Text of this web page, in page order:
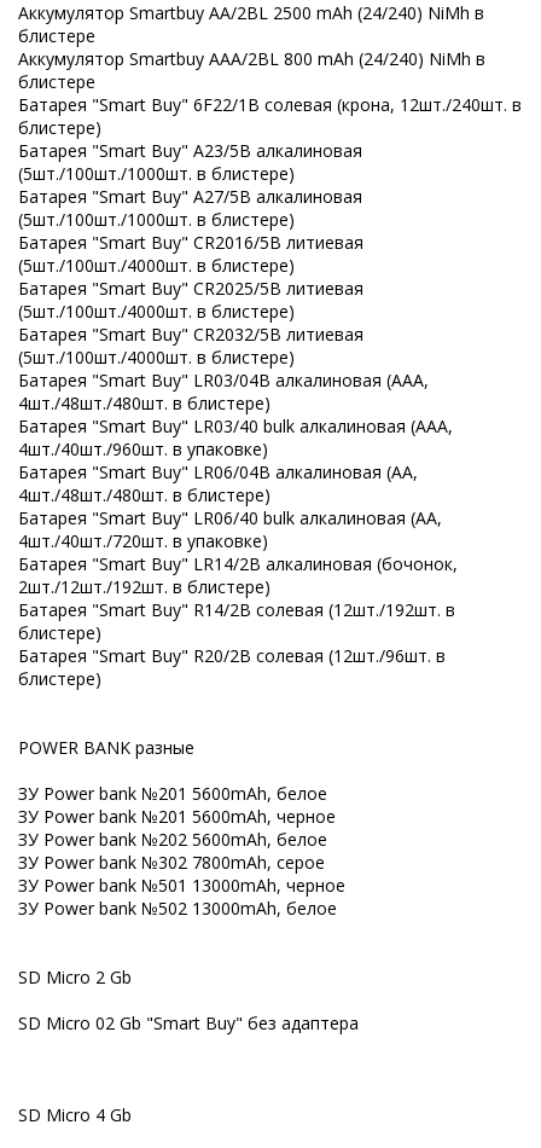
Аккумулятор Smartbuy AA/2BL 2500 mAh (24/240) NiMh в
блистере
Аккумулятор Smartbuy AAA/2BL 800 mAh (24/240) NiMh в
блистере
Батарея "Smart Buy" 6F22/1B солевая (крона, 12шт./240шт. в
блистере)
Батарея "Smart Buy" A23/5B алкалиновая
(5шт./100шт./1000шт. в блистере)
Батарея "Smart Buy" A27/5B алкалиновая
(5шт./100шт./1000шт. в блистере)
Батарея "Smart Buy" CR2016/5B литиевая
(5шт./100шт./4000шт. в блистере)
Батарея "Smart Buy" CR2025/5B литиевая
(5шт./100шт./4000шт. в блистере)
Батарея "Smart Buy" CR2032/5B литиевая
(5шт./100шт./4000шт. в блистере)
Батарея "Smart Buy" LR03/04B алкалиновая (ААА,
4шт./48шт./480шт. в блистере)
Батарея "Smart Buy" LR03/40 bulk алкалиновая (ААА,
4шт./40шт./960шт. в упаковке)
Батарея "Smart Buy" LR06/04B алкалиновая (АА,
4шт./48шт./480шт. в блистере)
Батарея "Smart Buy" LR06/40 bulk алкалиновая (АА,
4шт./40шт./720шт. в упаковке)
Батарея "Smart Buy" LR14/2В алкалиновая (бочонок,
2шт./12шт./192шт. в блистере)
Батарея "Smart Buy" R14/2B солевая (12шт./192шт. в
блистере)
Батарея "Smart Buy" R20/2B солевая (12шт./96шт. в
блистере)
POWER BANK разные
ЗУ Power bank №201 5600mAh, белое
ЗУ Power bank №201 5600mAh, черное
ЗУ Power bank №202 5600mAh, белое
ЗУ Power bank №302 7800mAh, серое
ЗУ Power bank №501 13000mAh, черное
ЗУ Power bank №502 13000mAh, белое
SD Micro 2 Gb
SD Micro 02 Gb "Smart Buy" без адаптера
SD Micro 4 Gb